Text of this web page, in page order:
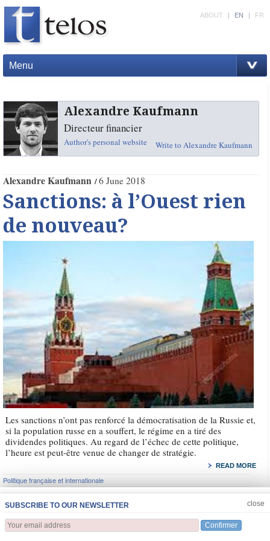
Menu
ABOUT | EN | FR
Alexandre Kaufmann
Directeur financier
Author's personal website Write to Alexandre Kaufmann
Alexandre Kaufmann 6 June 2018
Sanctions: à l’Ouest rien
de nouveau?
Les sanctions n’ont pas renforcé la démocratisation de la Russie et,
si la population russe en a souffert, le régime en a tiré des
dividendes politiques. Au regard de l’échec de cette politique,
l’heure est peut-être venue de changer de stratégie.
READ MORE
Politique française et internationale
SUBSCRIBE TO OUR NEWSLETTER
Confirmer
close
JOIN US CLOSE